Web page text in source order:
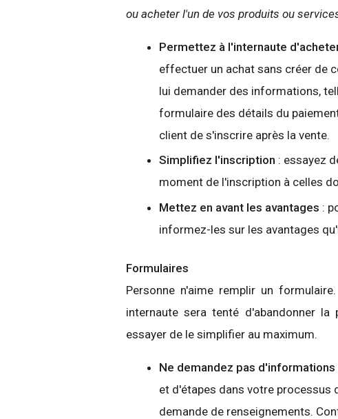
ou acheter l'un de vos produits ou
Permettez à l'internaute
effectuer un achat sans créer de
lui demander des informations,
formulaire des détails du
client de s'inscrire après la vente.
Simplifiez l'inscription : essayez
moment de l'inscription à celles
Mettez en avant les avantages :
informez-les sur les avantages
Formulaires
Personne n'aime remplir un
internaute sera tenté d'abandonner
essayer de le simplifier au maximum.
Ne demandez pas d'informations
et d'étapes dans votre processus
demande de renseignements.